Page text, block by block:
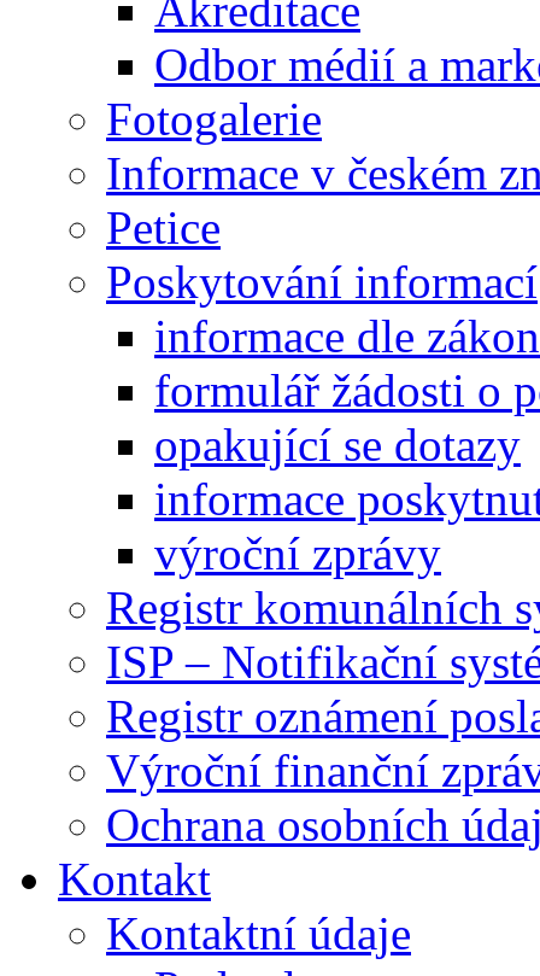
Akreditace
Odbor médií a
Fotogalerie
Informace v českém
Petice
Poskytování informací
informace dle
formulář žádosti o
opakující se dotazy
informace
výroční zprávy
Registr komunálních
ISP – Notifikační
Registr oznámení
Výroční finanční
Ochrana osobních
Kontakt
Kontaktní údaje